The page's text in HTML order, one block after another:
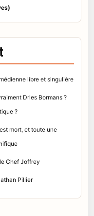
libre et singulière
Dries Bormans ?
?
mort, et toute une
Chef Joffrey
Pillier